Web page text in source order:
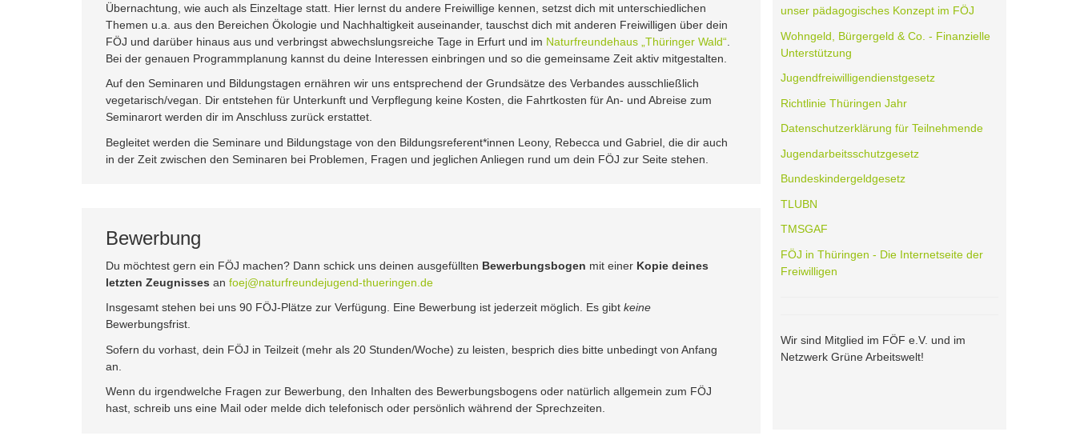
Übernachtung, wie auch als Einzeltage statt. Hier lernst du andere Freiwillige kennen, setzst dich mit unterschiedlichen
Themen u.a. aus den Bereichen Ökologie und Nachhaltigkeit auseinander, tauschst dich mit anderen Freiwilligen über dein
FÖJ und darüber hinaus aus und verbringst abwechslungsreiche Tage in Erfurt und im Naturfreundehaus „Thüringer Wald“
Bei der genauen Programmplanung kannst du deine Interessen einbringen und so die gemeinsame Zeit aktiv mitgestalten.
Auf den Seminaren und Bildungstagen ernähren wir uns entsprechend der Grundsätze des Verbandes ausschließlich
vegetarisch/vegan. Dir entstehen für Unterkunft und Verpflegung keine Kosten, die Fahrtkosten für An- und Abreise zum
Seminarort werden dir im Anschluss zurück erstattet.
Begleitet werden die Seminare und Bildungstage von den Bildungsreferent*innen Leony, Rebecca und Gabriel, die dir auch
in der Zeit zwischen den Seminaren bei Problemen, Fragen und jeglichen Anliegen rund um dein FÖJ zur Seite stehen.
Bewerbung
Du möchtest gern ein FÖJ machen? Dann schick uns deinen ausgefüllten Bewerbungsbogen mit einer Kopie deines
letzten Zeugnisses an foej@naturfreundejugend-thueringen.de
Insgesamt stehen bei uns 90 FÖJ-Plätze zur Verfügung. Eine Bewerbung ist jederzeit möglich. Es gibt keine
Bewerbungsfrist.
Sofern du vorhast, dein FÖJ in Teilzeit (mehr als 20 Stunden/Woche) zu leisten, besprich dies bitte unbedingt von Anfang
an.
Wenn du irgendwelche Fragen zur Bewerbung, den Inhalten des Bewerbungsbogens oder natürlich allgemein zum FÖJ
hast, schreib uns eine Mail oder melde dich telefonisch oder persönlich während der Sprechzeiten.
unser pädagogisches Konzept im FÖJ
Wohngeld, Bürgergeld & Co. - Finanzielle
Unterstützung
Jugendfreiwilligendienstgesetz
Richtlinie Thüringen Jahr
Datenschutzerklärung für Teilnehmende
Jugendarbeitsschutzgesetz
Bundeskindergeldgesetz
TLUBN
TMSGAF
FÖJ in Thüringen - Die Internetseite der
Freiwilligen
Wir sind Mitglied im FÖF e.V. und im
Netzwerk Grüne Arbeitswelt!